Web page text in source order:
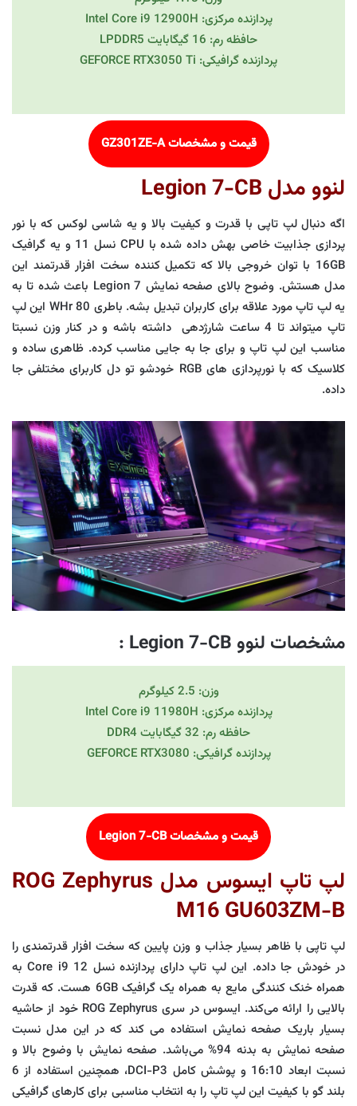
پردازنده مرکزی: Intel Core i9 12900H
حافظه رم: 16 گیگابایت LPDDR5
پردازنده گرافیکی: GEFORCE RTX3050 Ti
قیمت و مشخصات GZ301ZE-A
لنوو مدل Legion 7-CB
اگه دنبال لپ تاپی با قدرت و کیفیت بالا و یه شاسی لوکس که با نور
پردازی جذابیت خاصی بهش داده شده با CPU نسل 11 و یه گرافیک
16GB با توان خروجی بالا که تکمیل کننده سخت افزار قدرتمند این
مدل هستش. وضوح بالای صفحه نمایش Legion 7 باعث شده تا به
یه لپ تاپ مورد علاقه برای کاربران تبدیل بشه. باطری 80 WHr این لپ
تاپ میتواند تا 4 ساعت شارژدهی داشته باشه و در کنار وزن نسبتا
مناسب این لپ تاپ و برای جا به جایی مناسب کرده. ظاهری ساده و
کلاسیک که با نورپردازی های RGB خودشو تو دل کاربرای مختلفی جا
داده.
مشخصات لنوو Legion 7-CB :
وزن: 2.5 کیلوگرم
پردازنده مرکزی: Intel Core i9 11980H
حافظه رم: 32 گیگابایت DDR4
پردازنده گرافیکی: GEFORCE RTX3080
قیمت و مشخصات Legion 7-CB
لپ تاپ ایسوس مدل ROG Zephyrus
M16 GU603ZM-B
لپ تاپی با ظاهر بسیار جذاب و وزن پایین که سخت افزار قدرتمندی را
در خودش جا داده. این لپ تاپ دارای پردازنده نسل 12 Core i9 به
همراه خنک کنندگی مایع به همراه یک گرافیک 6GB هست. که قدرت
بالایی را ارائه می‌کند. ایسوس در سری ROG Zephyrus خود از حاشیه
بسیار باریک صفحه نمایش استفاده می کند که در این مدل نسبت
صفحه نمایش به بدنه 94% می‌باشد. صفحه نمایش با وضوح بالا و
نسبت ابعاد 16:10 و پوشش کامل DCI-P3، همچنین استفاده از 6
بلند گو با کیفیت این لپ تاپ را به انتخاب مناسبی برای کارهای گرافیکی